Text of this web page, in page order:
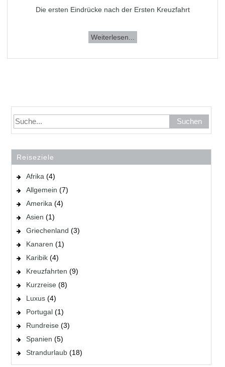
Die ersten Eindrücke nach der Ersten Kreuzfahrt
Weiterlesen...
Reiseziele
Afrika (4)
Allgemein (7)
Amerika (4)
Asien (1)
Griechenland (3)
Kanaren (1)
Karibik (4)
Kreuzfahrten (9)
Kurzreise (8)
Luxus (4)
Portugal (1)
Rundreise (3)
Spanien (5)
Strandurlaub (18)